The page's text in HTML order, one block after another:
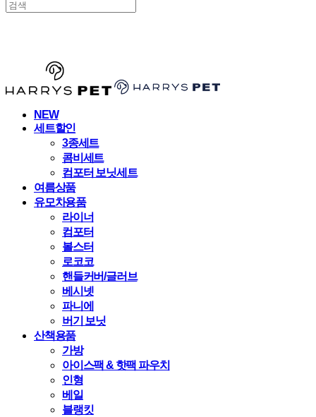
NEW
세트할인
3종세트
콤비세트
컴포터 보닛세트
여름상품
유모차용품
라이너
컴포터
볼스터
로코코
핸들커버/글러브
베시넷
파니에
버기 보닛
산책용품
가방
아이스팩 & 핫팩 파우치
인형
베일
블랭킷